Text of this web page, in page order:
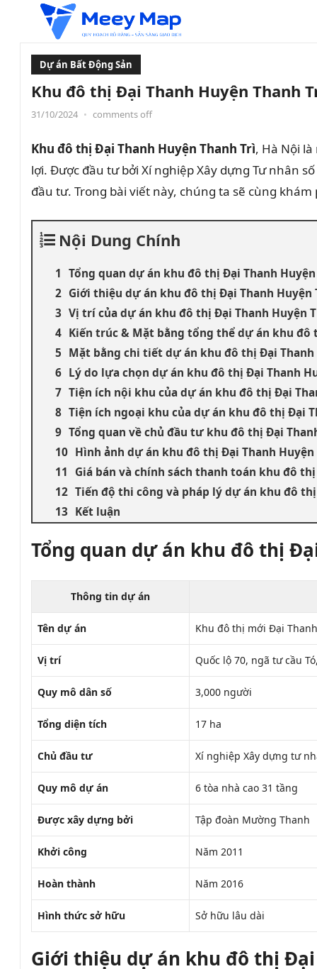
Dự án Bất Động Sản
Khu đô thị Đại Thanh Huyện Thanh
31/10/2024 • comments off
Khu đô thị Đại Thanh Huyện Thanh Trì, Hà Nội
lợi. Được đầu tư bởi Xí nghiệp Xây dựng Tư nhân
đầu tư. Trong bài viết này, chúng ta sẽ cùng
Nội Dung Chính
Tổng quan dự án khu đô thị Đại Thanh
Giới thiệu dự án khu đô thị Đại Thanh Huyện
Vị trí của dự án khu đô thị Đại Thanh Huyện
Kiến trúc & Mặt bằng tổng thể dự án khu đô
Mặt bằng chi tiết dự án khu đô thị Đại Thanh
Lý do lựa chọn dự án khu đô thị Đại Thanh
Tiện ích nội khu của dự án khu đô thị Đại
Tiện ích ngoại khu của dự án khu đô thị Đại
Tổng quan về chủ đầu tư khu đô thị Đại
Hình ảnh dự án khu đô thị Đại Thanh Huyện
Giá bán và chính sách thanh toán khu đô
Tiến độ thi công và pháp lý dự án khu đô
Kết luận
Tổng quan dự án khu đô thị
Thông tin dự án
Tên dự án Khu đô thị mới Đại Thanh
Vị trí Quốc lộ 70, ngã tư cầu
Quy mô dân số 3,000 người
Tổng diện tích 17 ha
Chủ đầu tư Xí nghiệp Xây dựng tư
Quy mô dự án 6 tòa nhà cao 31 tầng
Được xây dựng bởi Tập đoàn Mường Thanh
Khởi công Năm 2011
Hoàn thành Năm 2016
Hình thức sở hữu Sở hữu lâu dài
Giới thiệu dự án khu đô thị